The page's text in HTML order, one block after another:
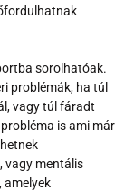
sorolhatóak.
problémák, ha túl
vagy túl fáradt
is ami már
vagy mentális
amelyek